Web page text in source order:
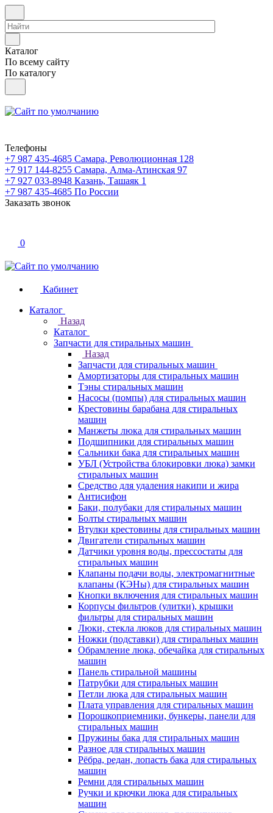
Каталог
По всему сайту
По каталогу
Телефоны
+7 987 435-4685 Самара, Революционная 128
+7 917 144-8255 Самара, Алма-Атинская 97
+7 927 033-8948 Казань, Ташаяк 1
+7 987 435-4685 По России
Заказать звонок
0
Кабинет
Каталог
Назад
Каталог
Запчасти для стиральных машин
Назад
Запчасти для стиральных машин
Амортизаторы для стиральных машин
Тэны стиральных машин
Насосы (помпы) для стиральных машин
Крестовины барабана для стиральных
машин
Манжеты люка для стиральных машин
Подшипники для стиральных машин
Сальники бака для стиральных машин
УБЛ (Устройства блокировки люка) замки
стиральных машин
Средство для удаления накипи и жира
Антисифон
Баки, полубаки для стиральных машин
Болты стиральных машин
Втулки крестовины для стиральных машин
Двигатели стиральных машин
Датчики уровня воды, прессостаты для
стиральных машин
Клапаны подачи воды, электромагнитные
клапаны (КЭНы) для стиральных машин
Кнопки включения для стиральных машин
Корпусы фильтров (улитки), крышки
фильтры для стиральных машин
Люки, стекла люков для стиральных машин
Ножки (подставки) для стиральных машин
Обрамление люка, обечайка для стиральных
машин
Панель стиральной машины
Патрубки для стиральных машин
Петли люка для стиральных машин
Плата управления для стиральных машин
Порошкоприемники, бункеры, панели для
стиральных машин
Пружины бака для стиральных машин
Разное для стиральных машин
Рёбра, редан, лопасть бака для стиральных
машин
Ремни для стиральных машин
Ручки и крючки люка для стиральных
машин